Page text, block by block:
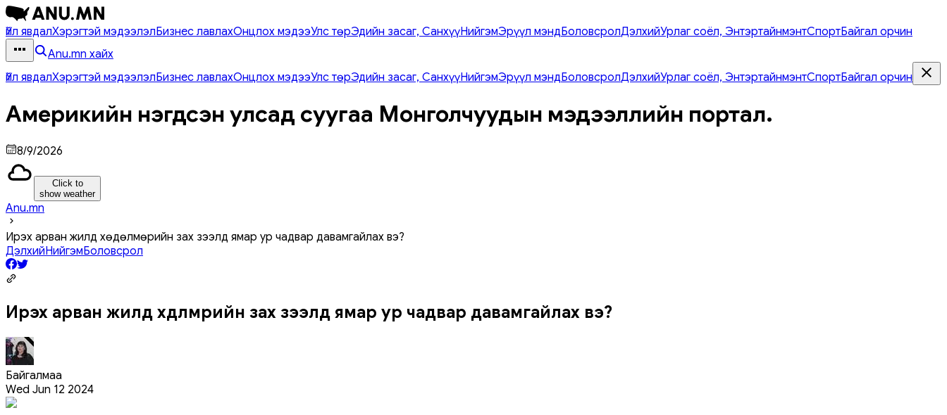
Үйл явдалХэрэгтэй мэдээлэлБизнес лавлахОнцлох мэдээУлс төрЭдийн засаг, СанхүүНийгэмЭрүүл мэндБоловсролДэлхийУрлаг соёл, ЭнтэртайнмэнтСпортБайгал орчин
Anu.mn хайх
Үйл явдалХэрэгтэй мэдээлэлБизнес лавлахОнцлох мэдээУлс төрЭдийн засаг, СанхүүНийгэмЭрүүл мэндБоловсролДэлхийУрлаг соёл, ЭнтэртайнмэнтСпортБайгал орчин
Америкийн нэгдсэн улсад суугаа Монголчуудын мэдээллийн портал.
8/9/2026
Click to
show weather
Anu.mn
Ирэх арван жилд хөдөлмөрийн зах зээлд ямар ур чадвар давамгайлах вэ?
ДэлхийНийгэмБоловсрол
Ирэх арван жилд хөдөлмөрийн зах зээлд ямар ур чадвар давамгайлах вэ?
Байгалмаа
Wed Jun 12 2024